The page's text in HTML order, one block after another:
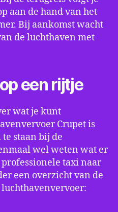
aan de hand van het
Bij aankomst wacht
de luchthaven met
een rijtje
wat je kunt
Crupet is
staan bij de
wel weten wat er
taxi naar
een overzicht van de